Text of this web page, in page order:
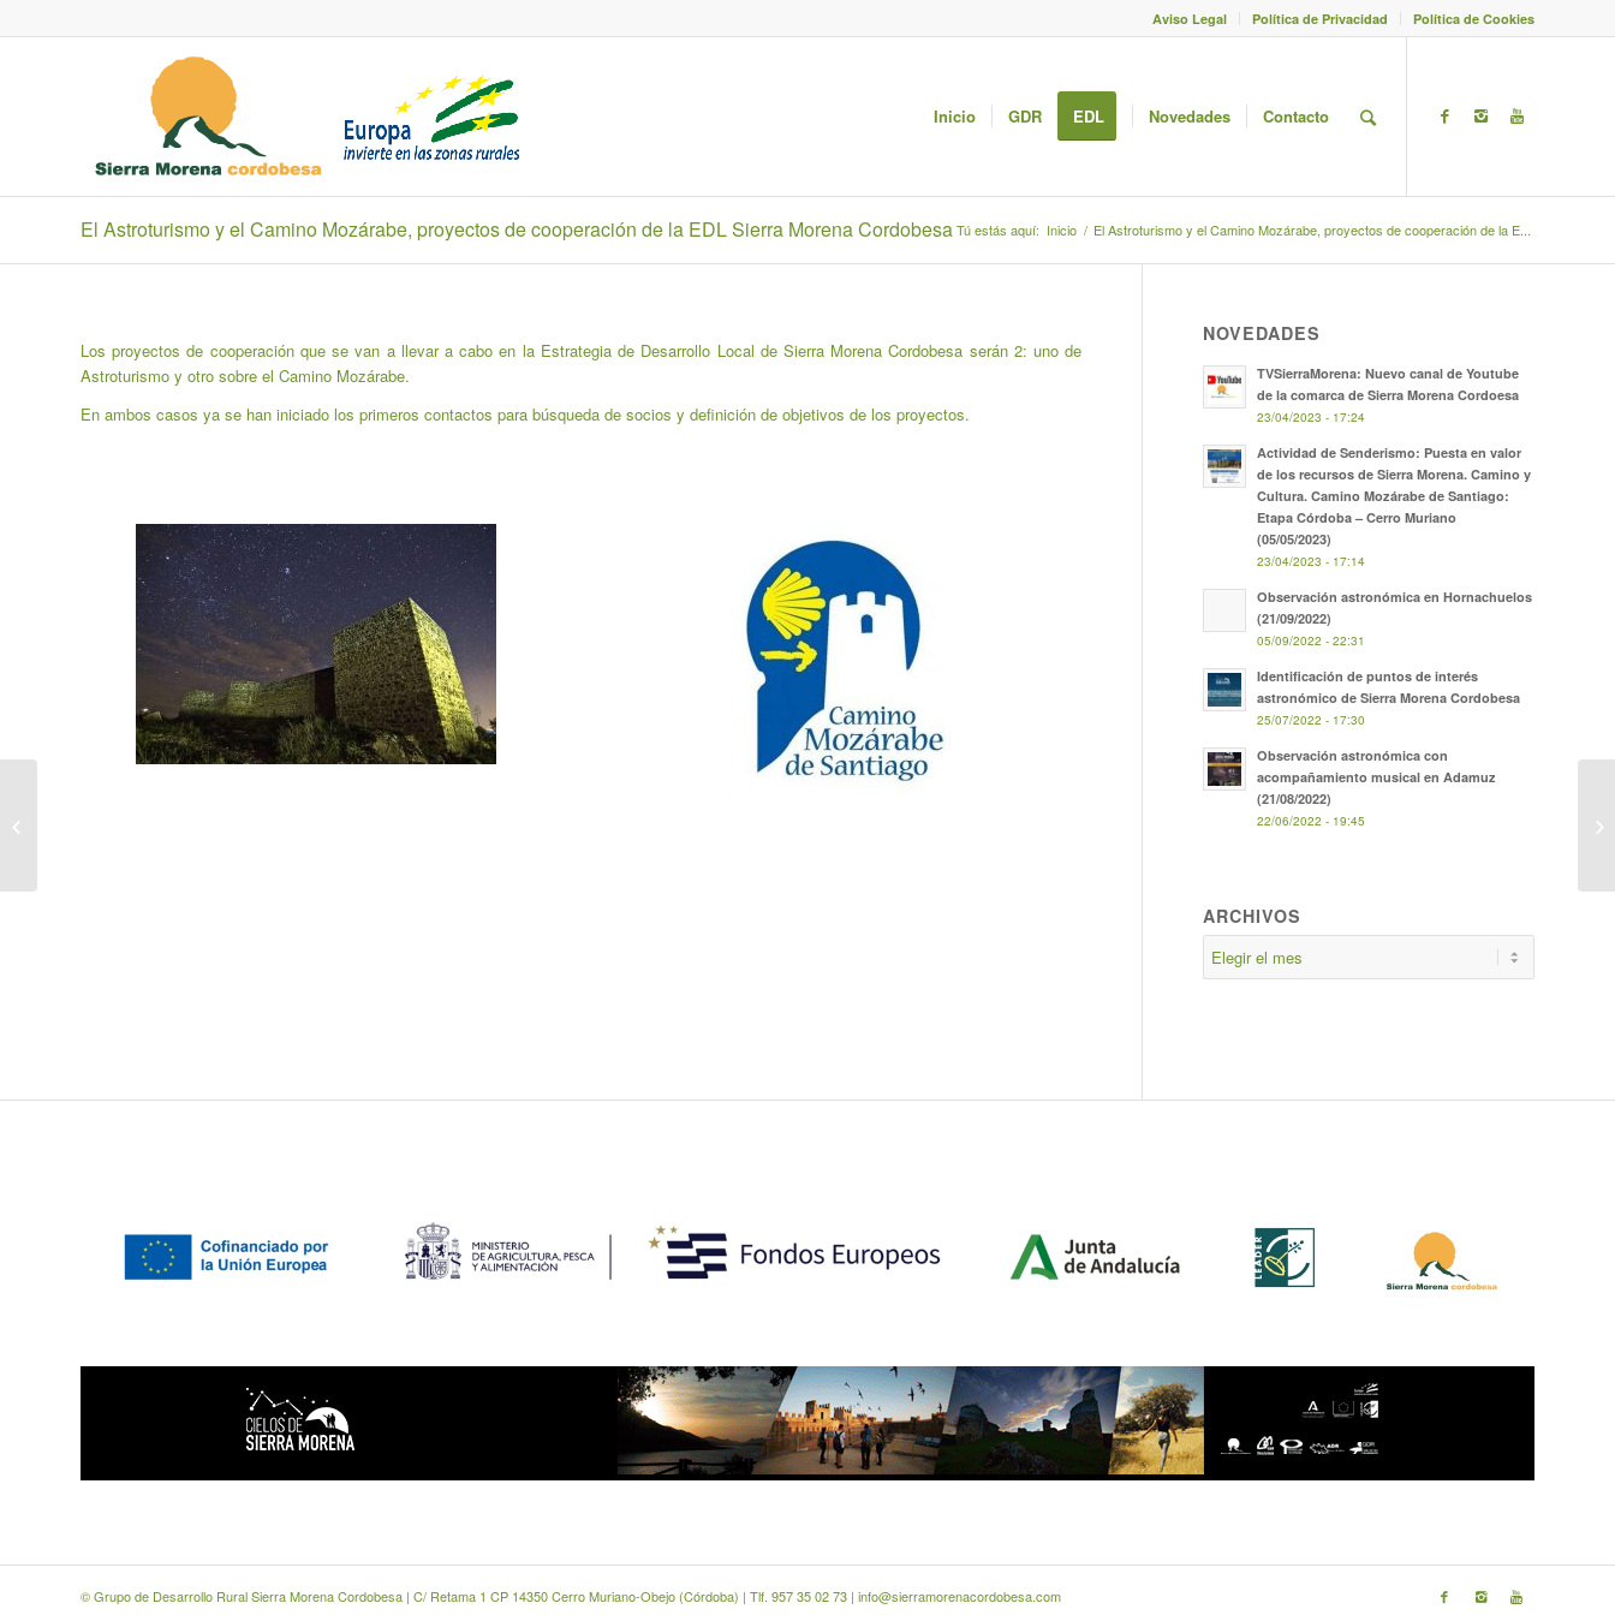
Aviso Legal Política de Privacidad Política de Cookies
Inicio GDR EDL Novedades Contacto
El Astroturismo y el Camino Mozárabe, proyectos de cooperación de la EDL Sierra Morena CordobesaTú estás aquí: Inicio / El Astroturismo y el Camino Mozárabe, proyectos de cooperación de la E...
Los proyectos de cooperación que se van a llevar a cabo en la Estrategia de Desarrollo Local de Sierra Morena Cordobesa serán 2: uno de
Astroturismo y otro sobre el Camino Mozárabe.
En ambos casos ya se han iniciado los primeros contactos para búsqueda de socios y definición de objetivos de los proyectos.
NOVEDADES
TVSierraMorena: Nuevo canal de Youtube
de la comarca de Sierra Morena Cordoesa
23/04/2023 - 17:24
Actividad de Senderismo: Puesta en valor
de los recursos de Sierra Morena. Camino y
Cultura. Camino Mozárabe de Santiago:
Etapa Córdoba – Cerro Muriano
(05/05/2023)
23/04/2023 - 17:14
Observación astronómica en Hornachuelos
(21/09/2022)
05/09/2022 - 22:31
Identificación de puntos de interés
astronómico de Sierra Morena Cordobesa
25/07/2022 - 17:30
Observación astronómica con
acompañamiento musical en Adamuz
(21/08/2022)
22/06/2022 - 19:45
ARCHIVOS
© Grupo de Desarrollo Rural Sierra Morena Cordobesa | C/ Retama 1 CP 14350 Cerro Muriano-Obejo (Córdoba) | Tlf. 957 35 02 73 | info@sierramorenacordobesa.com